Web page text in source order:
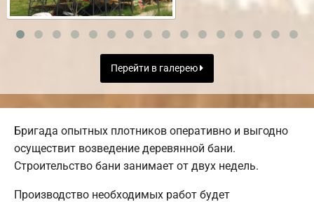
Перейти в галерею
Бригада опытных плотников оперативно и выгодно
осуществит возведение деревянной бани.
Строительство бани занимает от двух недель.
Производство необходимых работ будет